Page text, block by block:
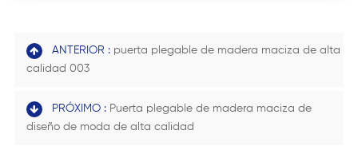
ANTERIOR : puerta plegable de madera maciza de alta
calidad 003
PRÓXIMO : Puerta plegable de madera maciza de
diseño de moda de alta calidad